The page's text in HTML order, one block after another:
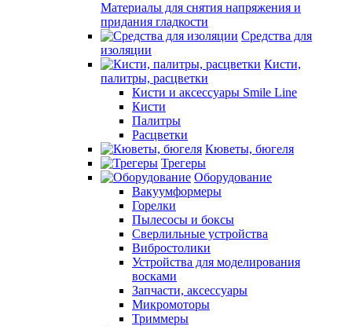
Материалы для снятия напряжения и
придания гладкости
Средства для
изоляции
Кисти,
палитры, расцветки
Кисти и аксессуары Smile Line
Кисти
Палитры
Расцветки
Кюветы, бюгеля
Трегеры
Оборудование
Вакуумформеры
Горелки
Пылесосы и боксы
Сверлильные устройства
Вибростолики
Устройства для моделирования
восками
Запчасти, аксессуары
Микромоторы
Триммеры